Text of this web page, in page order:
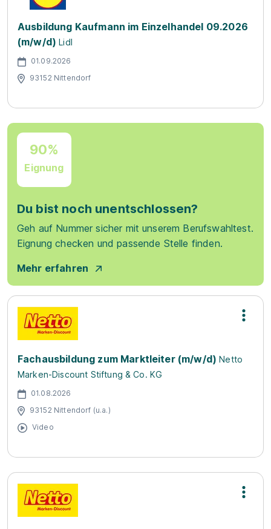
Ausbildung Kaufmann im Einzelhandel 09.2026
(m/w/d) Lidl
01.09.2026
93152 Nittendorf
90%
Eignung
Du bist noch unentschlossen?
Geh auf Nummer sicher mit unserem Berufswahltest.
Eignung checken und passende Stelle finden.
Mehr erfahren
Fachausbildung zum Marktleiter (m/w/d) Netto
Marken-Discount Stiftung & Co. KG
01.08.2026
93152 Nittendorf (u.a.)
Video